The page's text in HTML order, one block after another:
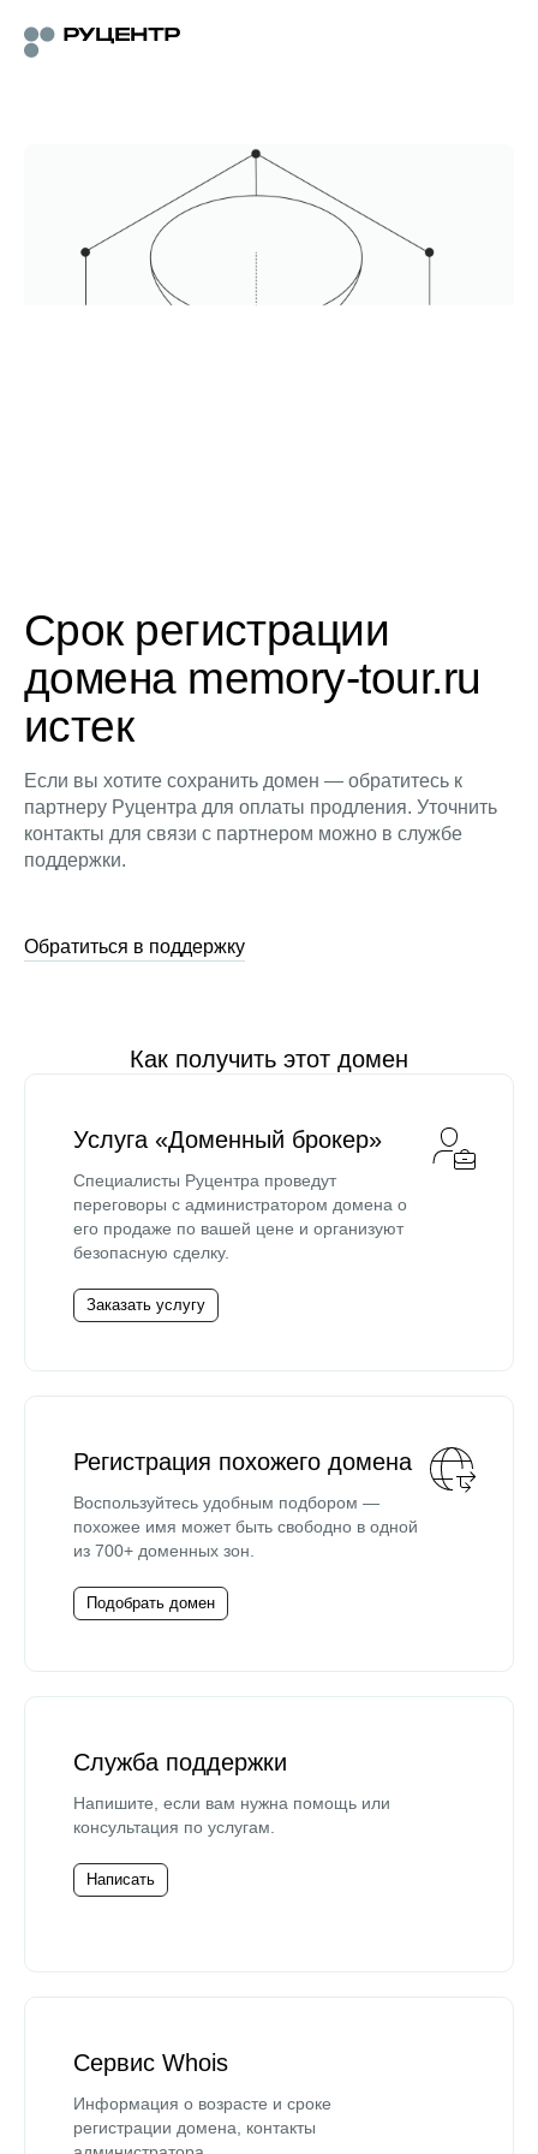
Срок регистрации
домена memory-tour.ru
истек
Если вы хотите сохранить домен — обратитесь к
партнеру Руцентра для оплаты продления. Уточнить
контакты для связи с партнером можно в службе
поддержки.
Обратиться в поддержку
Как получить этот домен
Услуга «Доменный брокер»
Специалисты Руцентра проведут
переговоры с администратором домена о
его продаже по вашей цене и организуют
безопасную сделку.
Заказать услугу
Регистрация похожего домена
Воспользуйтесь удобным подбором —
похожее имя может быть свободно в одной
из 700+ доменных зон.
Подобрать домен
Служба поддержки
Напишите, если вам нужна помощь или
консультация по услугам.
Написать
Сервис Whois
Информация о возрасте и сроке
регистрации домена, контакты